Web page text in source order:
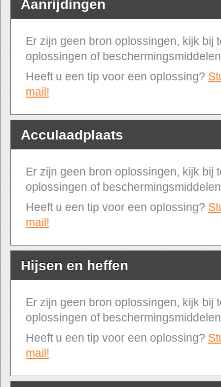
Aanrijdingen
Er zijn geen bron oplossingen, kijk bij
oplossingen of beschermingsmiddelen
Heeft u een tip voor een oplossing?
mail!
Acculaadplaats
Er zijn geen bron oplossingen, kijk bij
oplossingen of beschermingsmiddelen
Heeft u een tip voor een oplossing?
mail!
Hijsen en heffen
Er zijn geen bron oplossingen, kijk bij
oplossingen of beschermingsmiddelen
Heeft u een tip voor een oplossing?
mail!